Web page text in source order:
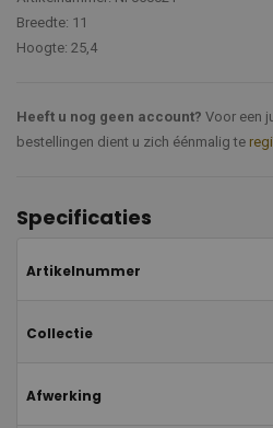
Breedte: 11
Hoogte: 25,4
Heeft u nog geen account? Voor een
bestellingen dient u zich éénmalig te
Specificaties
Artikelnummer
Collectie
Afwerking